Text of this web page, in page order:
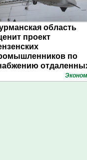
область
проект
по
с помощью